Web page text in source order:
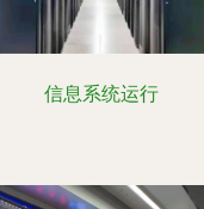
信息系统运行